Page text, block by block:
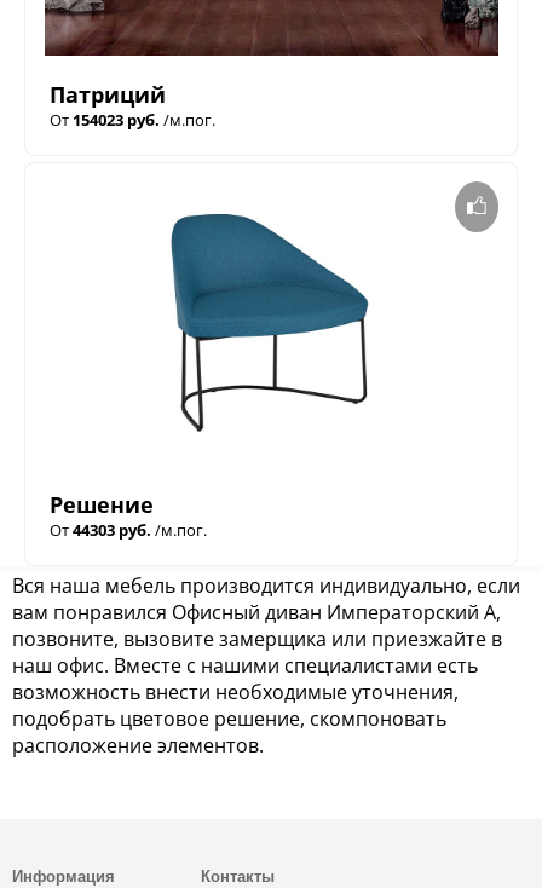
Патриций
От 154023 руб. /м.пог.
Решение
От44303 руб. /м.пог.
Вся наша мебель производится индивидуально, если
вам понравился Офисный диван Императорский А,
позвоните, вызовите замерщика или приезжайте в
наш офис. Вместе с нашими специалистами есть
возможность внести необходимые уточнения,
подобрать цветовое решение, скомпоновать
расположение элементов.
Информация Контакты